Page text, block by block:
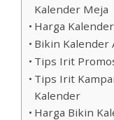
Kalender Meja
Harga
Bikin Kalender
Tips Irit
Tips Irit
Kalender
Harga Bikin